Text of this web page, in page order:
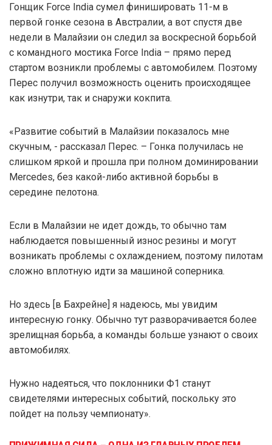
Гонщик Force India сумел финишировать 11-м в
первой гонке сезона в Австралии, а вот спустя две
недели в Малайзии он следил за воскресной борьбой
с командного мостика Force India – прямо перед
стартом возникли проблемы с автомобилем. Поэтому
Перес получил возможность оценить происходящее
как изнутри, так и снаружи кокпита.
«Развитие событий в Малайзии показалось мне
скучным, - рассказал Перес. – Гонка получилась не
слишком яркой и прошла при полном доминировании
Mercedes, без какой-либо активной борьбы в
середине пелотона.
Если в Малайзии не идет дождь, то обычно там
наблюдается повышенный износ резины и могут
возникать проблемы с охлаждением, поэтому пилотам
сложно вплотную идти за машиной соперника.
Но здесь [в Бахрейне] я надеюсь, мы увидим
интересную гонку. Обычно тут разворачивается более
зрелищная борьба, а команды больше узнают о своих
автомобилях.
Нужно надеяться, что поклонники Ф1 станут
свидетелями интересных событий, поскольку это
пойдет на пользу чемпионату».